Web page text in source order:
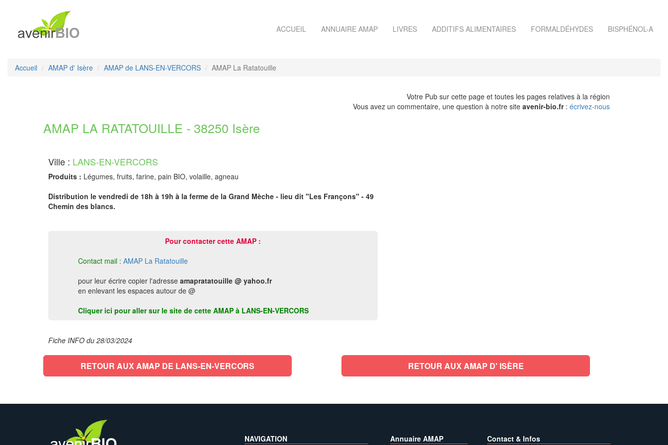
ACCUEIL ANNUAIRE AMAP LIVRES ADDITIFS ALIMENTAIRES FORMALDÉHYDES BISPHÉNOL-A
Accueil AMAP d' Isère AMAP de LANS-EN-VERCORS AMAP La Ratatouille
Votre Pub sur cette page et toutes les pages relatives à la région
Vous avez un commentaire, une question à notre site avenir-bio.fr: écrivez-nous
AMAP LA RATATOUILLE - 38250 Isère
Ville : LANS-EN-VERCORS
Produits : Légumes, fruits, farine, pain BIO, volaille, agneau
Distribution le vendredi de 18h à 19h à la ferme de la Grand Mèche - lieu dit "Les Françons" - 49
Chemin des blancs.
Pour contacter cette AMAP :
Contact mail : AMAP La Ratatouille
pour leur écrire copier l'adresse amapratatouille @ yahoo.fr
en enlevant les espaces autour de @
Cliquer ici pour aller sur le site de cette AMAP à LANS-EN-VERCORS
Fiche INFO du 28/03/2024
RETOUR AUX AMAP DE LANS-EN-VERCORS RETOUR AUX AMAP D' ISÈRE
NAVIGATION Annuaire AMAP Contact & Infos